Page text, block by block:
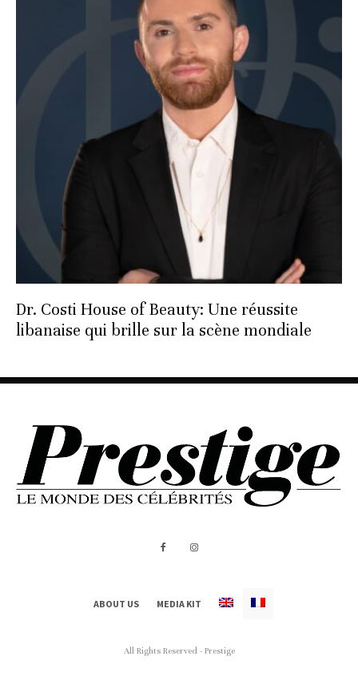
Dr. Costi House of Beauty: Une réussite
libanaise qui brille sur la scène mondiale
ABOUT US MEDIA KIT
All Rights Reserved - Prestige